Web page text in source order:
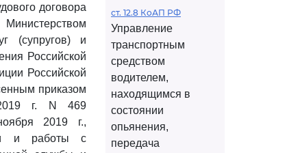
договора
(супругов) и
Российской
Российской
приказом
2019 г. N 469
2019 г.,
и работы с
ст. 12.8 КоАП РФ
Управление
транспортным
средством
водителем,
находящимся в
состоянии
опьянения,
передача